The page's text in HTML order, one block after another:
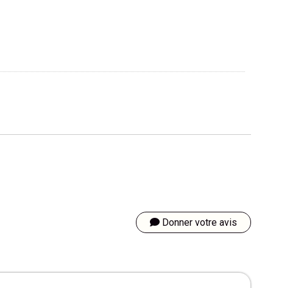
Donner votre avis